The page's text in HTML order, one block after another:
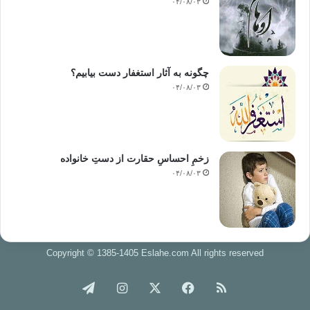
چگونه به آثار استغفار دست بیابیم؟
۰۴/۰۸/۰۳
زخمِ احساسِ حقارت از دستِ خانواده
۰۴/۰۸/۰۳
Copyright © 1385-1405 Eslahe.com All rights reserved
خوراک فیس اینستاگرام